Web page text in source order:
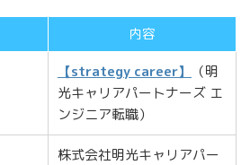
内容
【strategy career】
（明
光キャリアパートナーズ エ
ンジニア転職）
株式会社明光キャリアパー